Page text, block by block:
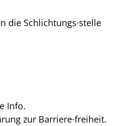
die Schlichtungs·stelle
Info.
zur Barriere·freiheit.